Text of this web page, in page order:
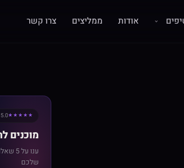
אודות ממליצים צרו קשר
★★★★★5.0 · ביקורות ממליצים
מוכנים
ענו
שלכם